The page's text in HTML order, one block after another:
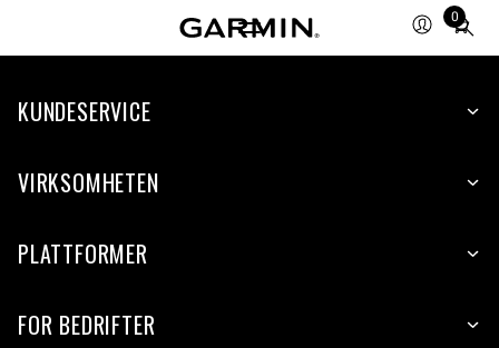
0
Total
items
cart:
KUNDESERVICE
VIRKSOMHETEN
PLATTFORMER
FOR BEDRIFTER